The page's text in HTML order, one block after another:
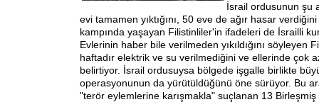
İsrail ordusunun şu
evi tamamen yıktığını, 50 eve de ağır hasar
kampında yaşayan Filistinliler'in ifadeleri de İsrailli
Evlerinin haber bile verilmeden yıkıldığını söyleyen
haftadır elektrik ve su verilmediğini ve ellerinde çok az
belirtiyor. İsrail ordusuysa bölgede işgalle birlikte
operasyonunun da yürütüldüğünü öne sürüyor. Bu
"terör eylemlerine karışmakla" suçlanan 13 Birleşmiş